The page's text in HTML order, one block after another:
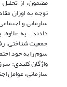
سازمانی و
دادند. به علاوه،
جمعیت شناختی،
سوم را به خود
واژگان کلیدی:
سازمانی، عوامل